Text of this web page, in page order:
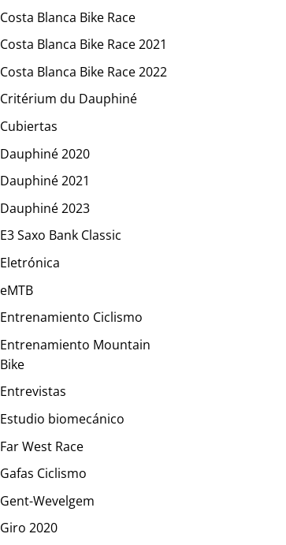
Costa Blanca Bike Race
Costa Blanca Bike Race 2021
Costa Blanca Bike Race 2022
Critérium du Dauphiné
Cubiertas
Dauphiné 2020
Dauphiné 2021
Dauphiné 2023
E3 Saxo Bank Classic
Eletrónica
eMTB
Entrenamiento Ciclismo
Entrenamiento Mountain
Bike
Entrevistas
Estudio biomecánico
Far West Race
Gafas Ciclismo
Gent-Wevelgem
Giro 2020